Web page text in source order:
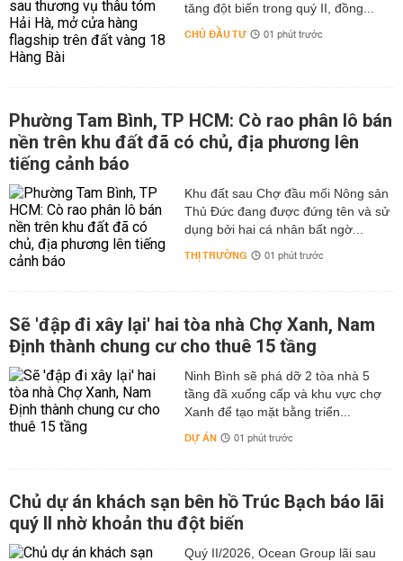
tăng đột biến trong quý II, đồng...
CHỦ ĐẦU TƯ 01 phút trước
Phường Tam Bình, TP HCM: Cò rao phân lô bán
nền trên khu đất đã có chủ, địa phương lên
tiếng cảnh báo
Khu đất sau Chợ đầu mối Nông sản
Thủ Đức đang được đứng tên và sử
dụng bởi hai cá nhân bất ngờ...
THỊ TRƯỜNG 01 phút trước
Sẽ 'đập đi xây lại' hai tòa nhà Chợ Xanh, Nam
Định thành chung cư cho thuê 15 tầng
Ninh Bình sẽ phá dỡ 2 tòa nhà 5
tầng đã xuống cấp và khu vực chợ
Xanh để tạo mặt bằng triển...
DỰ ÁN 01 phút trước
Chủ dự án khách sạn bên hồ Trúc Bạch báo lãi
quý II nhờ khoản thu đột biến
Quý II/2026, Ocean Group lãi sau